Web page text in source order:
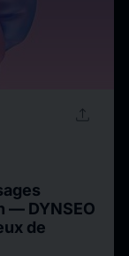
upload
— DYNSEO
de